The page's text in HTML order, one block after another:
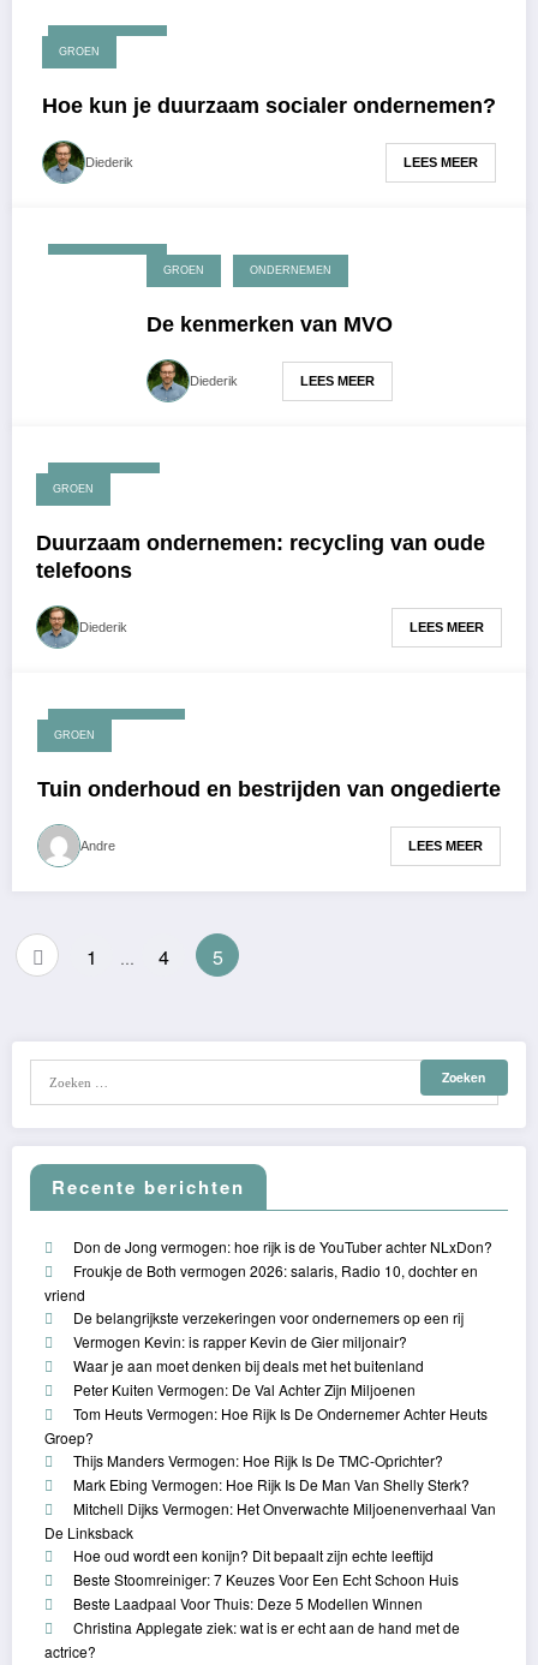
maart 27, 2017
GROEN
Hoe kun je duurzaam socialer ondernemen?
Diederik LEES MEER
GROEN ONDERNEMEN
De kenmerken van MVO
Diederik LEES MEER
maart 6, 2017
GROEN
Duurzaam ondernemen: recycling van oude
telefoons
Diederik LEES MEER
december 1, 2016
GROEN
Tuin onderhoud en bestrijden van ongedierte
Andre LEES MEER
Berichten
1 … 4 5
Recente berichten
Don de Jong vermogen: hoe rijk is de YouTuber achter NLxDon?
Froukje de Both vermogen 2026: salaris, Radio 10, dochter en
vriend
De belangrijkste verzekeringen voor ondernemers op een rij
Vermogen Kevin: is rapper Kevin de Gier miljonair?
Waar je aan moet denken bij deals met het buitenland
Peter Kuiten Vermogen: De Val Achter Zijn Miljoenen
Tom Heuts Vermogen: Hoe Rijk Is De Ondernemer Achter Heuts
Groep?
Thijs Manders Vermogen: Hoe Rijk Is De TMC-Oprichter?
Mark Ebing Vermogen: Hoe Rijk Is De Man Van Shelly Sterk?
Mitchell Dijks Vermogen: Het Onverwachte Miljoenenverhaal Van
De Linksback
Hoe oud wordt een konijn? Dit bepaalt zijn echte leeftijd
Beste Stoomreiniger: 7 Keuzes Voor Een Echt Schoon Huis
Beste Laadpaal Voor Thuis: Deze 5 Modellen Winnen
Christina Applegate ziek: wat is er echt aan de hand met de
actrice?